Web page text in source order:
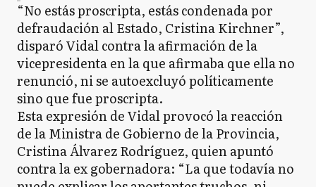
“No estás proscripta, estás condenada por
defraudación al Estado, Cristina Kirchner”,
disparó Vidal contra la afirmación de la
vicepresidenta en la que afirmaba que ella no
renunció, ni se autoexcluyó políticamente
sino que fue proscripta.
Esta expresión de Vidal provocó la reacción
de la Ministra de Gobierno de la Provincia,
Cristina Álvarez Rodríguez, quien apuntó
contra la ex gobernadora: “La que todavía no